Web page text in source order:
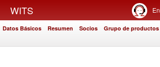
WITS En
Datos Básicos Resumen Socios Grupo de productos